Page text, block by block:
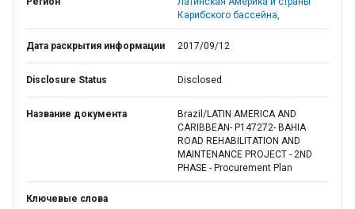
Карибского бассейна,
Дата раскрытия информации 2017/09/12
Disclosure Status Disclosed
Название документа
Brazil/LATIN AMERICA AND
CARIBBEAN- P147272- BAHIA
ROAD REHABILITATION AND
MAINTENANCE PROJECT - 2ND
PHASE - Procurement Plan
Ключевые слова